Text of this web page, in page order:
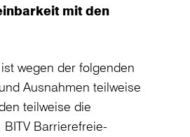
mit den
wegen der folgenden
Ausnahmen teilweise
teilweise die
Barrierefreie-